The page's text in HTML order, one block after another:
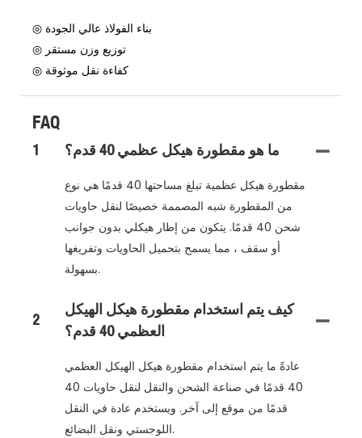
◎ توزيع وزن مستقر
◎ كفاءة نقل موثوقة
FAQ
1 ما هو مقطورة هيكل عظمي 40 قدم؟
مقطورة هيكل عظمية تبلغ مساحتها 40 قدمًا هي نوع
من المقطورة شبه المصممة خصيصًا لنقل حاويات
شحن 40 قدمًا. يتكون من إطار هيكلي بدون جوانب
أو سقف ، مما يسمح بتحميل الحاويات وتفريغها
بسهولة.
2
كيف يتم استخدام مقطورة هيكل الهيكل
العظمي 40 قدم؟
عادةً ما يتم استخدام مقطورة هيكل الهيكل العظمي
40 قدمًا في صناعة الشحن والنقل لنقل حاويات 40
قدمًا من موقع إلى آخر. ويستخدم عادة في النقل
اللوجستي ونقل البضائع.